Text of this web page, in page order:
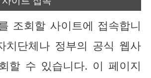
조회할 사이트에 접속합니
치단체나 정부의 공식 웹사
할 수 있습니다. 이 페이지